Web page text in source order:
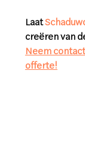
Laat
creëren van
Neem
offerte!